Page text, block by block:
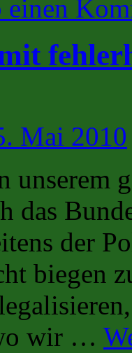
einen
Mai 2010
unserem
das
der
biegen
wir …